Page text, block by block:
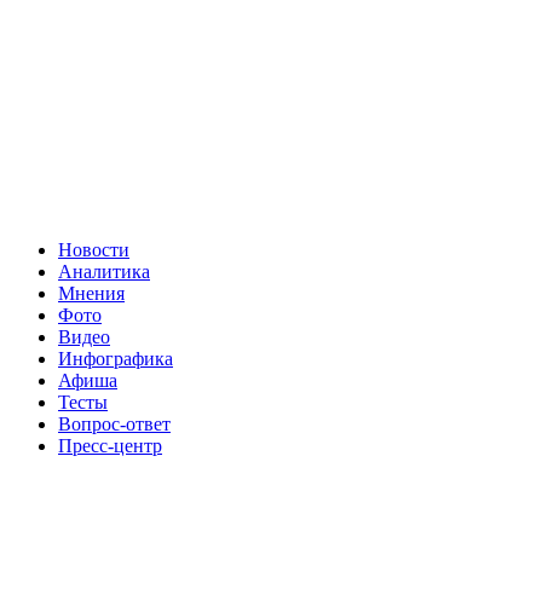
Новости
Аналитика
Мнения
Фото
Видео
Инфографика
Афиша
Тесты
Вопрос-ответ
Пресс-центр